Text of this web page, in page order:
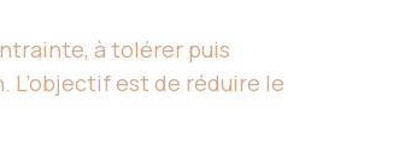
à tolérer puis
L’objectif est de réduire le